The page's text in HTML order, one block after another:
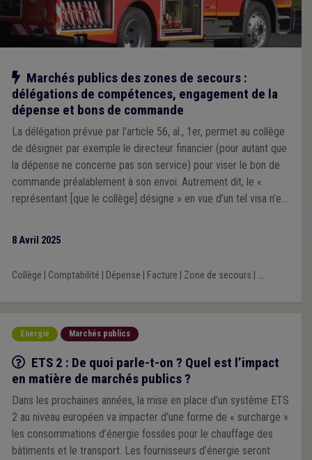
Notre action
Marchés publics des zones de secours :
délégations de compétences, engagement de la
dépense et bons de commande
La délégation prévue par l’article 56, al., 1er, permet au collège
de désigner par exemple le directeur financier (pour autant que
la dépense ne concerne pas son service) pour viser le bon de
commande préalablement à son envoi. Autrement dit, le «
représentant [que le collège] désigne » en vue d’un tel visa n’est
8 Avril 2025
Collège Comptabilité Dépense Facture Zone de secours ...
Energie Marchés publics
Q/R
ETS 2 : De quoi parle-t-on ? Quel est l’impact
en matière de marchés publics ?
Dans les prochaines années, la mise en place d’un système ETS
2 au niveau européen va impacter d’une forme de « surcharge »
les consommations d’énergie fossiles pour le chauffage des
bâtiments et le transport. Les fournisseurs d’énergie seront